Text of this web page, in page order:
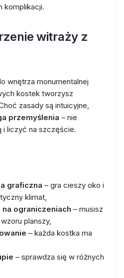
komplikacji.
witraży z
wnętrza monumentalnej
kostek tworzysz
zasady są intuicyjne,
przemyślenia – nie
liczyć na szczęście.
graficzna – gra cieszy oko i
klimat,
ograniczeniach – musisz
planszy,
– każda kostka ma
– sprawdza się w różnych